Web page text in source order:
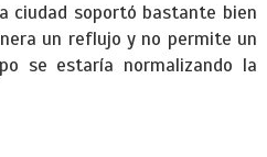
ciudad soportó bastante bien
un reflujo y no permite un
se estaría normalizando la